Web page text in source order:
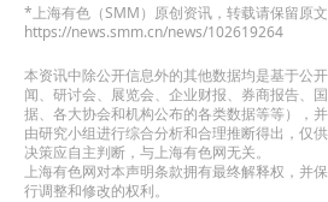
► 天津锌：市场放假氛围浓厚
午评】
*上海有色（SMM）原创资讯，转载请保留原文
https://news.smm.cn/news/102619264
本资讯中除公开信息外的其他数据均是基于公
闻、研讨会、展览会、企业财报、券商报告、
据、各大协会和机构公布的各类数据等等），
由研究小组进行综合分析和合理推断得出，仅
决策应自主判断，与上海有色网无关。
上海有色网对本声明条款拥有最终解释权，并
行调整和修改的权利。